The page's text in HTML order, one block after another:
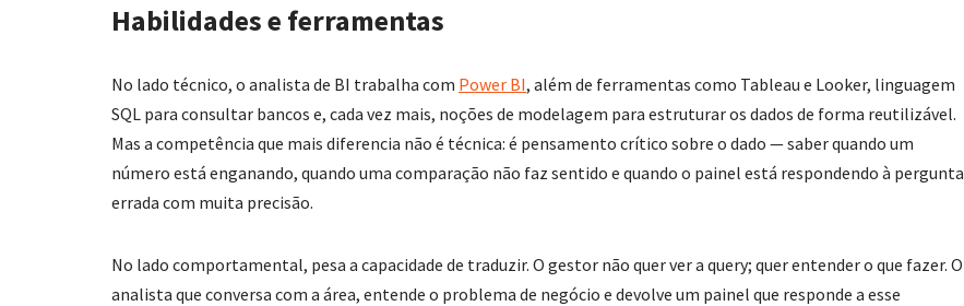
Habilidades e ferramentas
No lado técnico, o analista de BI trabalha com Power BI, além de ferramentas como Tableau e Looker, linguagem
SQL para consultar bancos e, cada vez mais, noções de modelagem para estruturar os dados de forma reutilizável.
Mas a competência que mais diferencia não é técnica: é pensamento crítico sobre o dado — saber quando um
número está enganando, quando uma comparação não faz sentido e quando o painel está respondendo à pergunta
errada com muita precisão.
No lado comportamental, pesa a capacidade de traduzir. O gestor não quer ver a query; quer entender o que fazer. O
analista que conversa com a área, entende o problema de negócio e devolve um painel que responde a esse